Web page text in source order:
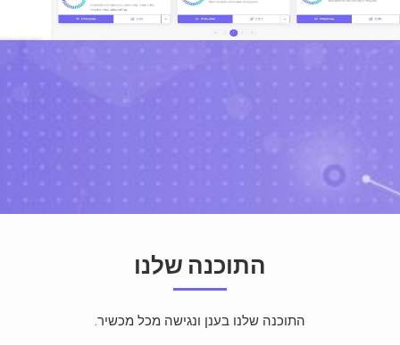
התוכנה שלנו
התוכנה שלנו בענן ונגישה מכל מכשיר.